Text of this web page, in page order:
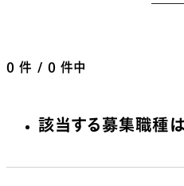
0 件 / 0 件中
該当する募集職種は